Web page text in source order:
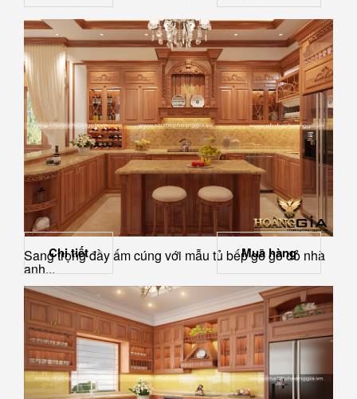
Sang trọng đầy ấm cúng với mẫu tủ bếp gỗ gõ đỏ nhà
anh...
Chi tiết Mua hàng